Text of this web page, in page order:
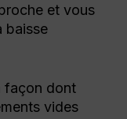
et vous
baisse
façon dont
vides